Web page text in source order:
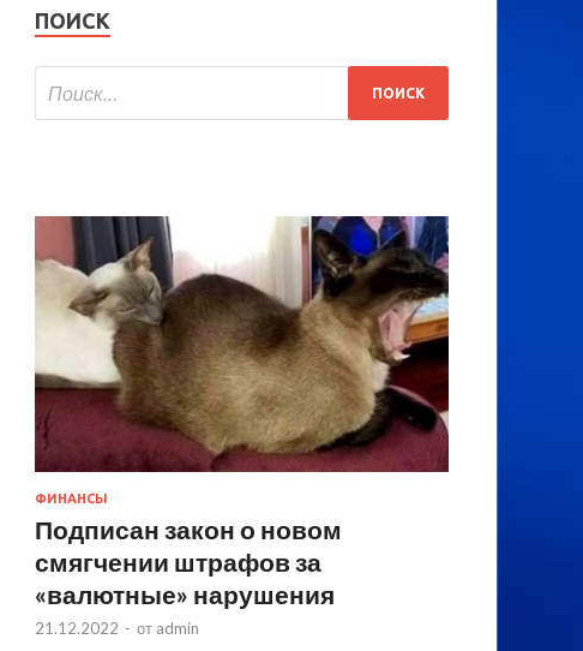
ПОИСК
ФИНАНСЫ
Подписан закон о новом
смягчении штрафов за
«валютные» нарушения
21.12.2022 - от admin